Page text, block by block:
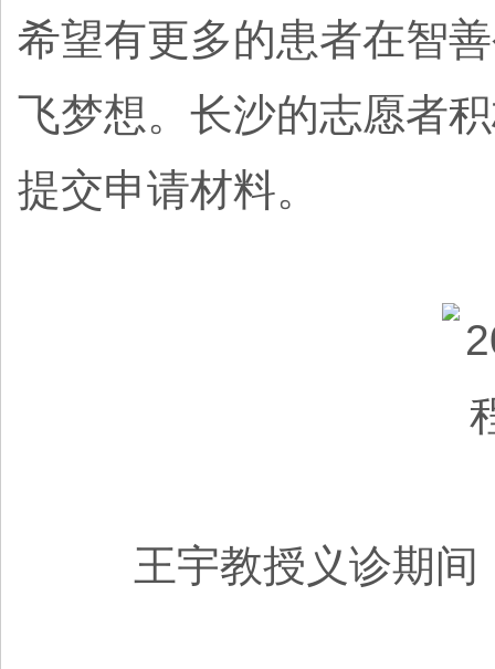
希望有更多的患者在智
飞梦想。长沙的志愿者
提交申请材料。
王宇教授义诊期